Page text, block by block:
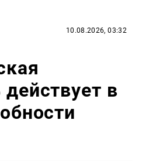
10.08.2026, 03:32
в